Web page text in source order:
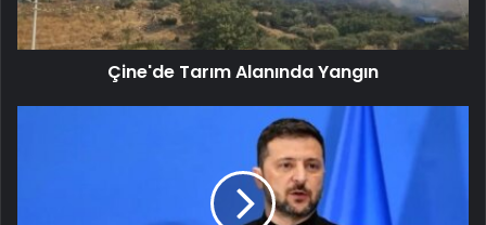
Çine'de Tarım Alanında Yangın